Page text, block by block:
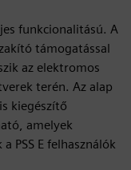
funkcionalitású. A
támogatással
az elektromos
terén. Az alap
kiegészítő
amelyek
PSS E felhasználók